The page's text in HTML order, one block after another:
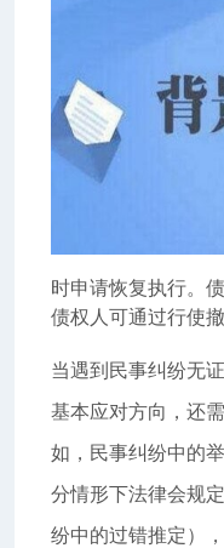
时申请恢复执行。
债权人可通过行使
当遇到民事纠纷无
基本应对方向，还
如，民事纠纷中的
分情形下法律会规
纷中的过错推定）